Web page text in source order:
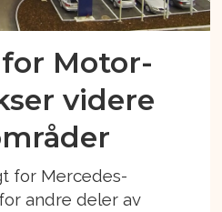
Motor-
videre
for Mercedes-
andre deler av